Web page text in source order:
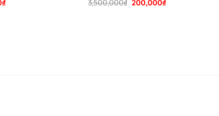
₫ 3,500,000₫ 200,000₫